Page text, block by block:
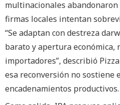
multinacionales abandonaron
firmas locales intentan
“Se adaptan con destreza
barato y apertura económica,
importadores”, describió
esa reconversión no sostiene
encadenamientos productivos.